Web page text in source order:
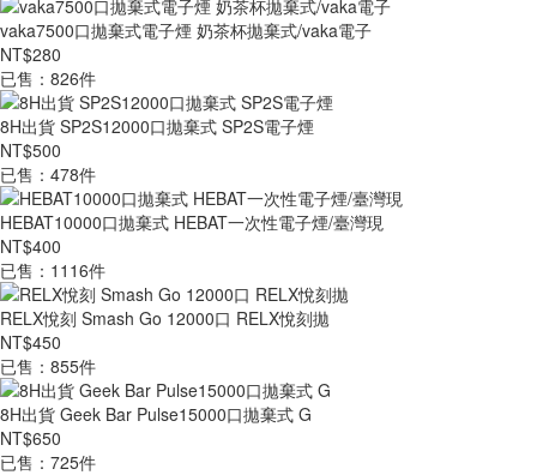
vaka7500口拋棄式電子煙 奶茶杯拋棄式/vaka電子
NT$280
已售：826件
8H出貨 SP2S12000口拋棄式 SP2S電子煙
NT$500
已售：478件
HEBAT10000口拋棄式 HEBAT一次性電子煙/臺灣現
NT$400
已售：1116件
RELX悅刻 Smash Go 12000口 RELX悅刻拋
NT$450
已售：855件
8H出貨 Geek Bar Pulse15000口拋棄式 G
NT$650
已售：725件